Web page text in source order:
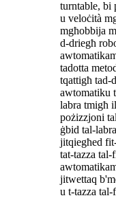
turntable, bi
u veloċità
mgħobbija
d-driegħ
tadotta
tqattigħ tad-
awtomatiku
labra tmigħ
pożizzjoni
ġbid tal-
jitqiegħed
tat-tazza
jitwettaq
u t-tazza